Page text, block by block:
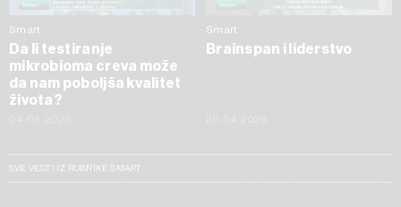
Smart
Da li testiranje
mikrobioma creva može
da nam poboljša kvalitet
života?
Smart
Brainspan i liderstvo
SVE VESTI IZ RUBRIKE SMART